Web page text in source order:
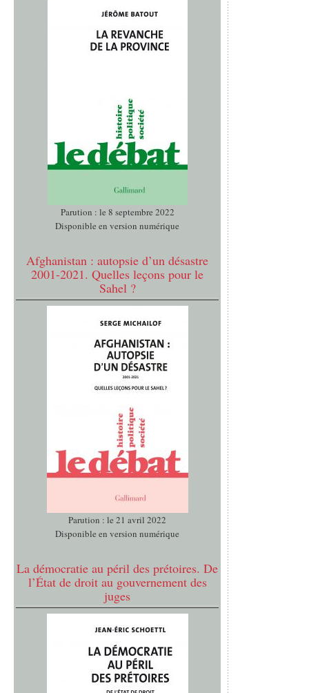
Parution : le 8 septembre 2022
Disponible en version numérique
Afghanistan : autopsie d’un désastre
2001-2021. Quelles leçons pour le
Sahel ?
Parution : le 21 avril 2022
Disponible en version numérique
La démocratie au péril des prétoires. De
l’État de droit au gouvernement des
juges